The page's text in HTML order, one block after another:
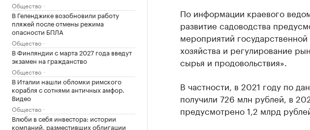
Общество
В Геленджике возобновили работу
пляжей после отмены режима
опасности БПЛА
Общество
В Финляндии с марта 2027 года введут
экзамен на гражданство
Общество
В Италии нашли обломки римского
корабля с сотнями античных амфор.
Видео
Общество
Влюби в себя инвестора: истории
компаний, разместивших облигации
По информации краевого
развитие садоводства
мероприятий
хозяйства и регулирование
сырья и продовольствия».
В частности, в 2021 году по
получили 726 млн рублей, в
предусмотрено 1,2 млрд